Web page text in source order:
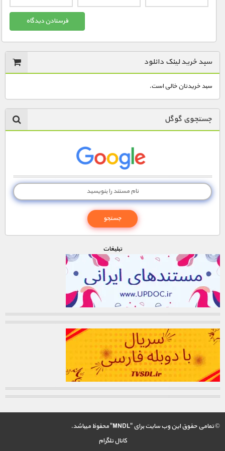
سبد خرید لینک دانلود
سبد خریدتان خالی است.
جستجوی گوگل
تبليغات
© تمامی حقوق این وب سایت برای "MNDL" محفوظ میباشد.
کانال تلگرام